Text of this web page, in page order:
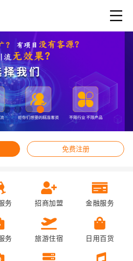
免费注册
务 招商加盟 金融服务
务 旅游住宿 日用百货